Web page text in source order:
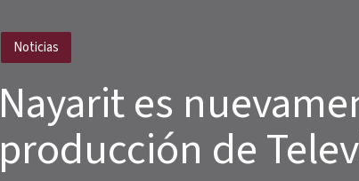
Publicado
en
Noticias
Nayarit es
producción de